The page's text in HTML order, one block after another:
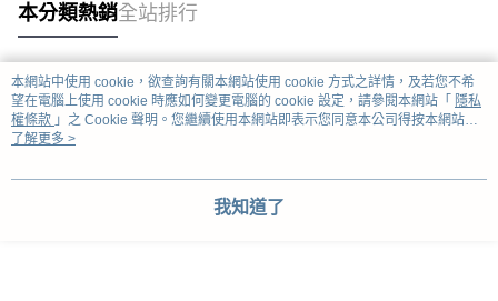
本分類熱銷全站排行
熱門標籤
本網站中使用 cookie，欲查詢有關本網站使用 cookie 方式之詳情，及若您不希
望在電腦上使用 cookie 時應如何變更電腦的 cookie 設定，請參閱本網站「 隱私
權條款 」之 Cookie 聲明。您繼續使用本網站即表示您同意本公司得按本網站使
用條款之 Cookie 聲明使用 cookie。
了解更多 >
我知道了